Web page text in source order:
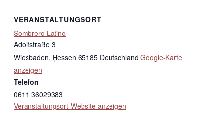
VERANSTALTUNGSORT
Sombrero Latino
Adolfstraße 3
Wiesbaden, Hessen 65185 Deutschland Google-Karte
anzeigen
Telefon
0611 36029383
Veranstaltungsort-Website anzeigen